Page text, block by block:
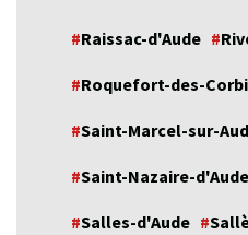
Raissac-d'Aude
Roquefort-des-
Saint-Marcel-sur-
Saint-Nazaire-d'Aude
Salles-d'Aude